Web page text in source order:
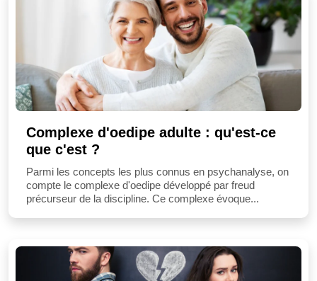
Complexe d'oedipe adulte : qu'est-ce
que c'est ?
Parmi les concepts les plus connus en psychanalyse, on
compte le complexe d'oedipe développé par freud
précurseur de la discipline. Ce complexe évoque...